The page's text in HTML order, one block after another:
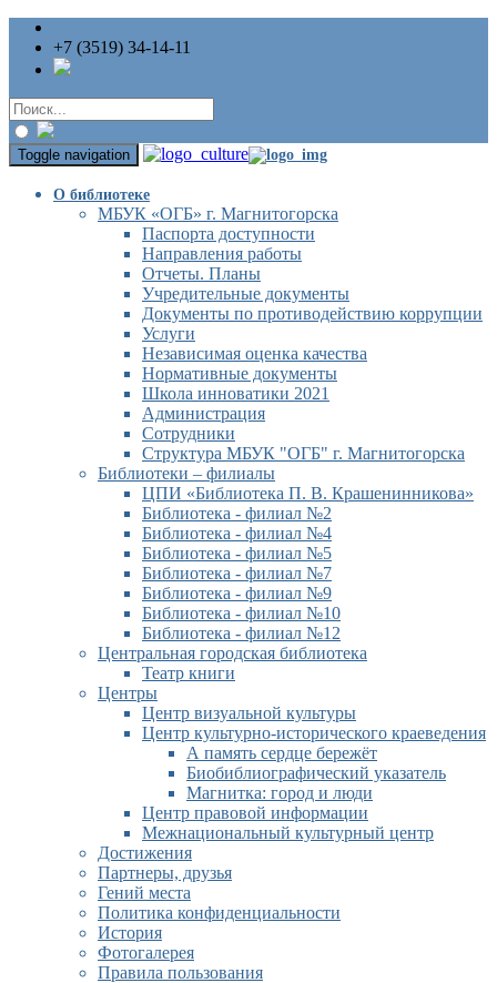
+7 (3519) 34-14-11
Toggle navigation
О библиотеке
МБУК «ОГБ» г. Магнитогорска
Паспорта доступности
Направления работы
Отчеты. Планы
Учредительные документы
Документы по противодействию коррупции
Услуги
Независимая оценка качества
Нормативные документы
Школа инноватики 2021
Администрация
Сотрудники
Структура МБУК "ОГБ" г. Магнитогорска
Библиотеки – филиалы
ЦПИ «Библиотека П. В. Крашенинникова»
Библиотека - филиал №2
Библиотека - филиал №4
Библиотека - филиал №5
Библиотека - филиал №7
Библиотека - филиал №9
Библиотека - филиал №10
Библиотека - филиал №12
Центральная городская библиотека
Театр книги
Центры
Центр визуальной культуры
Центр культурно-исторического краеведения
А память сердце бережёт
Биобиблиографический указатель
Магнитка: город и люди
Центр правовой информации
Межнациональный культурный центр
Достижения
Партнеры, друзья
Гений места
Политика конфиденциальности
История
Фотогалерея
Правила пользования